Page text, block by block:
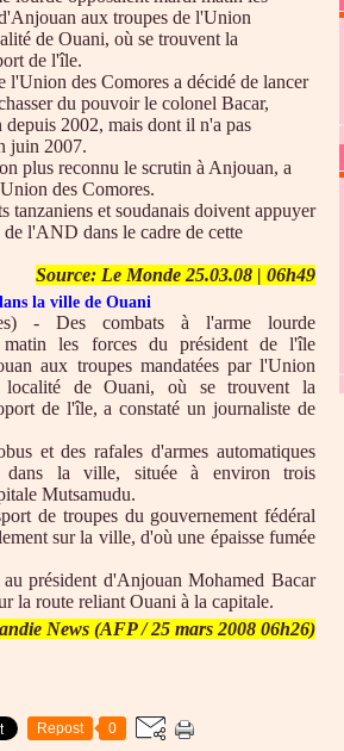
aux troupes de l'Union
de Ouani, où se trouvent la
de l'île.
l'Union des Comores a décidé de lancer
du pouvoir le colonel Bacar,
2002, mais dont il n'a pas
juin 2007.
plus reconnu le scrutin à Anjouan, a
des Comores.
tanzaniens et soudanais doivent appuyer
l'AND dans le cadre de cette
Source: Le Monde 25.03.08 | 06h49
la ville de Ouani
- Des combats à l'arme lourde
matin les forces du président de l'île
aux troupes mandatées par l'Union
localité de Ouani, où se trouvent la
de l'île, a constaté un journaliste de
et des rafales d'armes automatiques
dans la ville, située à environ trois
Mutsamudu.
de troupes du gouvernement fédéral
sur la ville, d'où une épaisse fumée
président d'Anjouan Mohamed Bacar
la route reliant Ouani à la capitale.
News (AFP / 25 mars 2008 06h26)
Repost 0